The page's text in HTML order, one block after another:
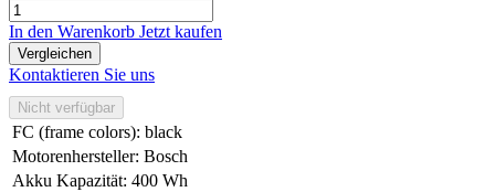
In den Warenkorb Jetzt kaufen
Vergleichen
Kontaktieren Sie uns
Nicht verfügbar
FC (frame colors): black
Motorenhersteller: Bosch
Akku Kapazität: 400 Wh